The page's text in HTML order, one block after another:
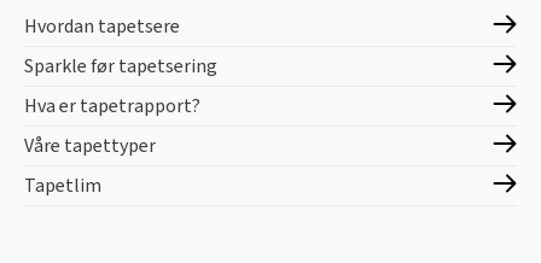
Hvordan tapetsere
Sparkle før tapetsering
Hva er tapetrapport?
Våre tapettyper
Tapetlim